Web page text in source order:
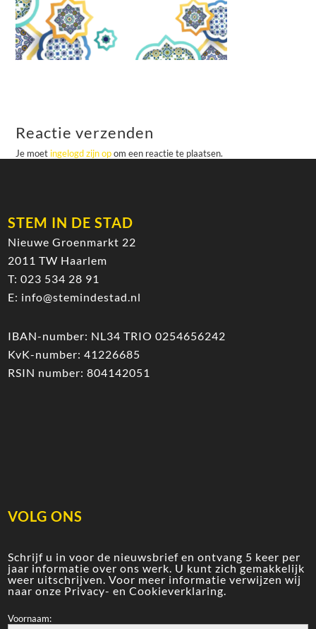
Reactie verzenden
Je moet ingelogd zijn opom een reactie te plaatsen.
STEM IN DE STAD
Nieuwe Groenmarkt 22
2011 TW Haarlem
T:023 534 28 91
E: info@stemindestad.nl
IBAN-number: NL34 TRIO 0254656242
KvK-number: 41226685
RSIN number: 804142051
VOLG ONS
Schrijf u in voor de nieuwsbrief en ontvang 5 keer per
jaar informatie over ons werk. U kunt zich gemakkelijk
weer uitschrijven. Voor meer informatie verwijzen wij
naar onze Privacy- en Cookieverklaring.
Voornaam: